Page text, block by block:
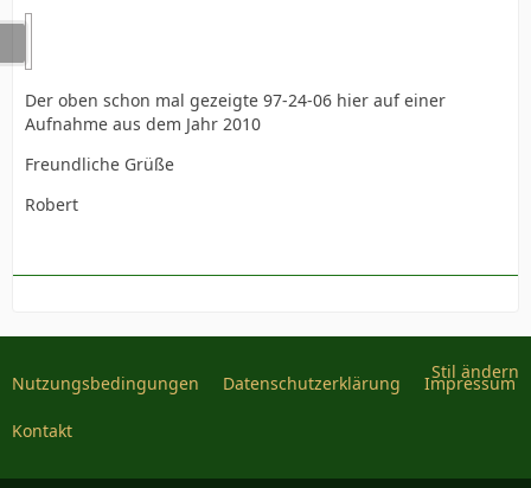
Der oben schon mal gezeigte 97-24-06 hier auf einer
Aufnahme aus dem Jahr 2010
Freundliche Grüße
Robert
Stil ändern
Nutzungsbedingungen Datenschutzerklärung Impressum
Kontakt